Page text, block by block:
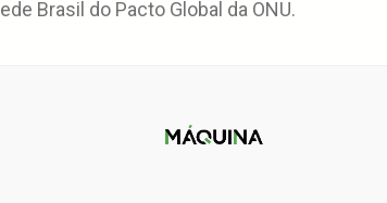
Brasil do Pacto Global da ONU.